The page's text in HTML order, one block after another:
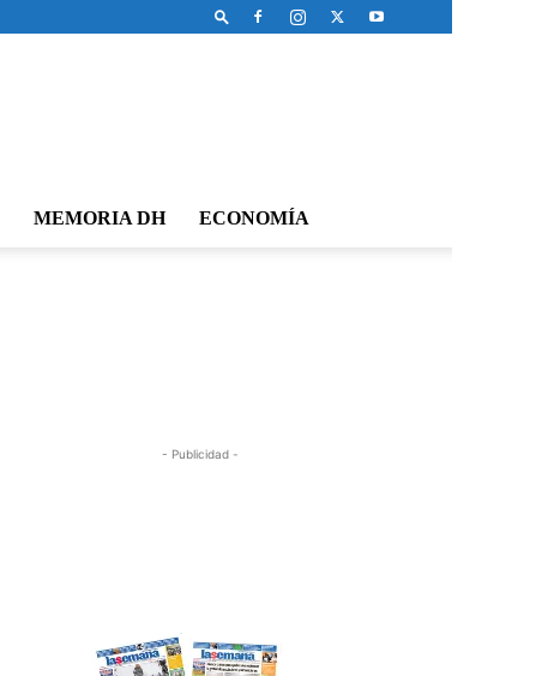
MEMORIA DH ECONOMÍA
- Publicidad -